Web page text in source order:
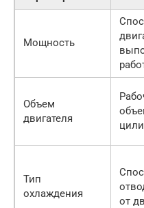
Мощность
Объем
двигателя
Тип
охлаждения
от